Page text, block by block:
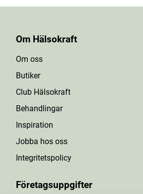
Om Hälsokraft
Om oss
Butiker
Club Hälsokraft
Behandlingar
Inspiration
Jobba hos oss
Integritetspolicy
Företagsuppgifter